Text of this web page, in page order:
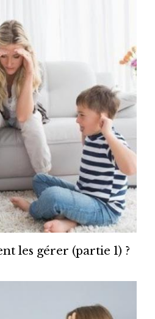
les gérer (partie 1) ?